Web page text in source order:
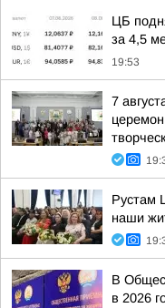
ЦБ
за 4,5
19:53
7
Рустам
наши
В
в 2026